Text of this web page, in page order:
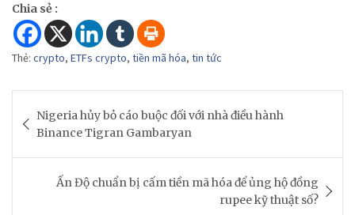
Chia sẻ :
Thẻ: crypto, ETFs crypto, tiền mã hóa, tin tức
navigation
Nigeria hủy bỏ cáo buộc đối với nhà điều hành
Binance Tigran Gambaryan
Ấn Độ chuẩn bị cấm tiền mã hóa để ủng hộ đồng
rupee kỹ thuật số?